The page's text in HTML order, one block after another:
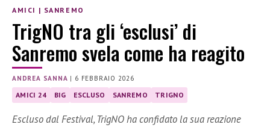
AMICI | SANREMO
TrigNO tra gli ‘esclusi’ di
Sanremo svela come ha reagito
ANDREA SANNA | 6 FEBBRAIO 2026
AMICI 24 BIG ESCLUSO SANREMO TRIGNO
Escluso dal Festival, TrigNO ha confidato la sua reazione